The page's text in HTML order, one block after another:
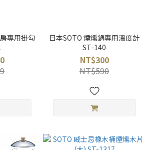
專用掛勾
日本SOTO 煙燻鍋專用溫度計
ST-140
NT$300
NT$590